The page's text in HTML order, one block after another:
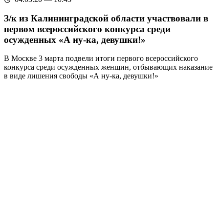
З/к из Калининградской области участвовали в
первом всероссийского конкурса среди
осужденных «А ну-ка, девушки!»
В Москве 3 марта подвели итоги первого всероссийского
конкурса среди осужденных женщин, отбывающих наказание
в виде лишения свободы «А ну-ка, девушки!»